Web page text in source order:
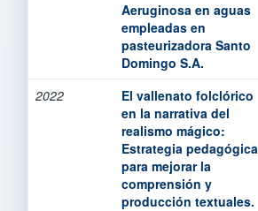
Aeruginosa en aguas
empleadas en
pasteurizadora Santo
Domingo S.A.
2022
El vallenato folclórico
en la narrativa del
realismo mágico:
Estrategia pedagógica
para mejorar la
comprensión y
producción textuales.